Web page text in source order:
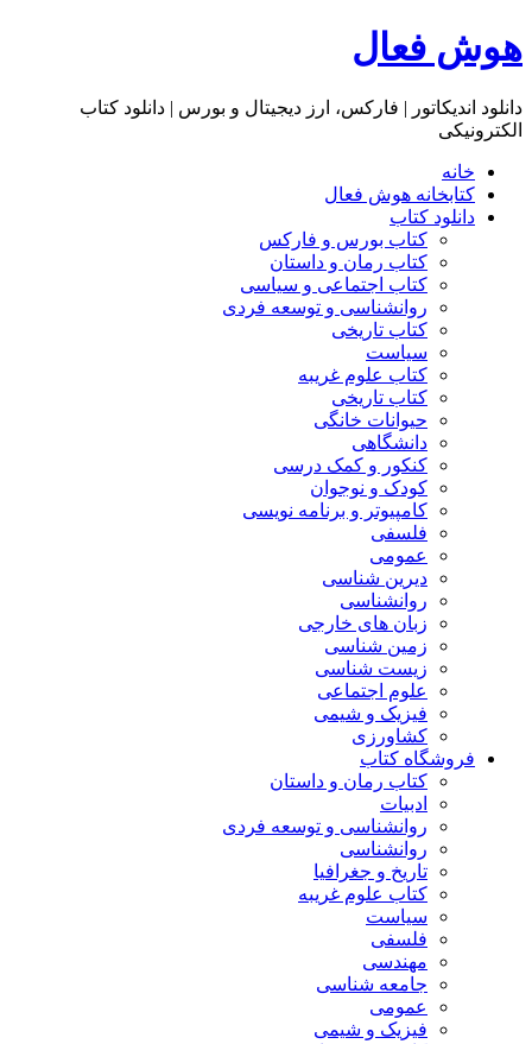
هوش فعال
دانلود اندیکاتور | فارکس، ارز دیجیتال و بورس | دانلود کتاب
الکترونیکی
خانه
کتابخانه هوش فعال
دانلود کتاب
کتاب بورس و فارکس
کتاب رمان و داستان
کتاب اجتماعی و سیاسی
روانشناسی و توسعه فردی
کتاب تاریخی
سیاست
کتاب علوم غریبه
کتاب تاریخی
حیوانات خانگی
دانشگاهی
کنکور و کمک‌ درسی
کودک و نوجوان
کامپیوتر و برنامه نویسی
فلسفی
عمومی
دیرین شناسی
روانشناسی
زبان های خارجی
زمین شناسی
زیست شناسی
علوم اجتماعی
فیزیک و شیمی
کشاورزی
فروشگاه کتاب
کتاب رمان و داستان
ادبیات
روانشناسی و توسعه فردی
روانشناسی
تاریخ و جغرافیا
کتاب علوم غریبه
سیاست
فلسفی
مهندسی
جامعه شناسی
عمومی
فیزیک و شیمی